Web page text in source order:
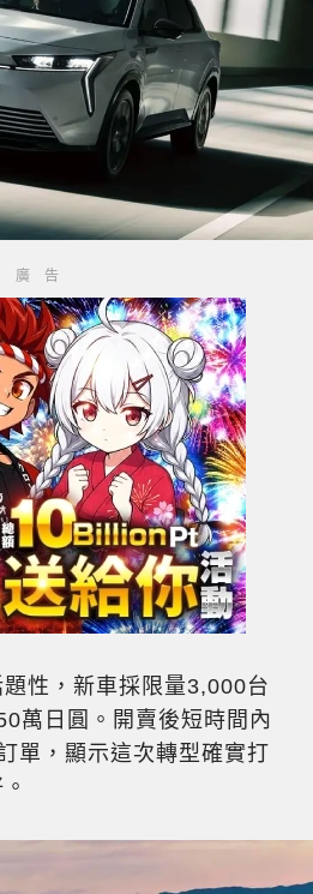
性，新車採限量3,000台
萬日圓。開賣後短時間內
單，顯示這次轉型確實打